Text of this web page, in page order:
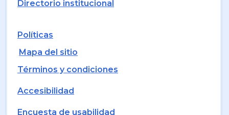
Directorio institucional
Políticas
Mapa del sitio
Términos y condiciones
Accesibilidad
Encuesta de usabilidad